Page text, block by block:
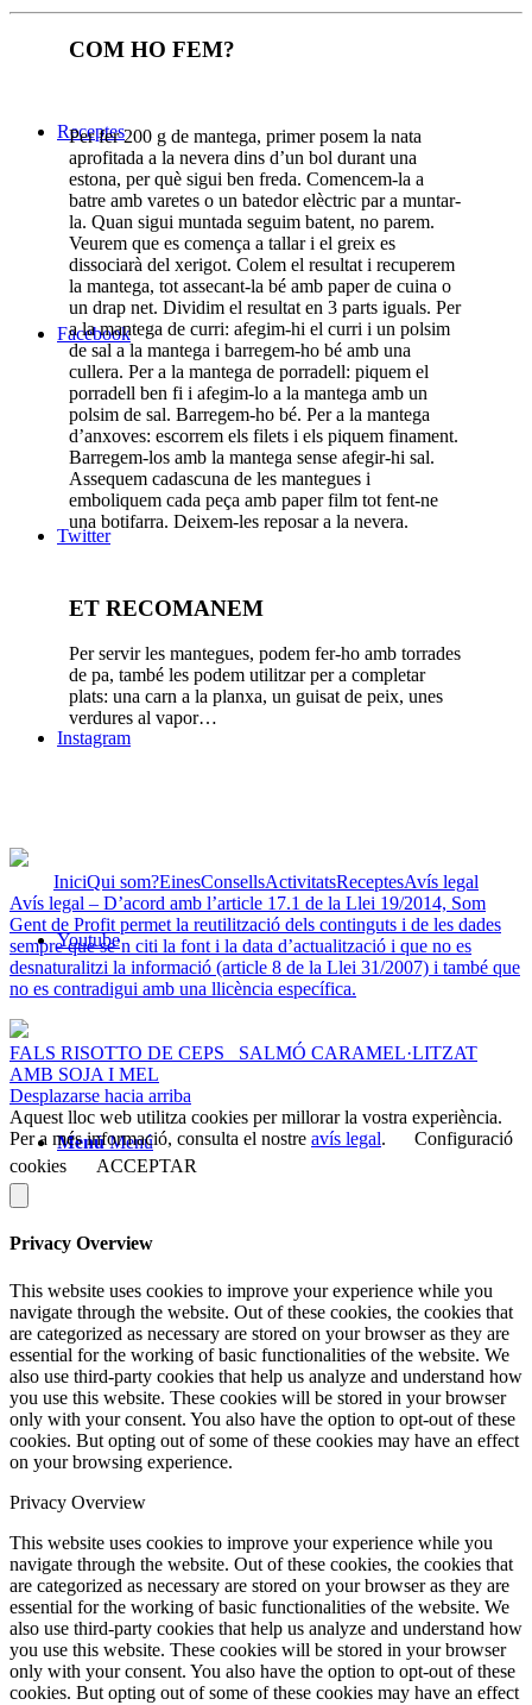
Receptes
Facebook
Twitter
Instagram
Youtube
Menú Menú
COM HO FEM?
Per fer 200 g de mantega, primer posem la nata
aprofitada a la nevera dins d’un bol durant una
estona, per què sigui ben freda. Comencem-la a
batre amb varetes o un batedor elèctric par a muntar-
la. Quan sigui muntada seguim batent, no parem.
Veurem que es comença a tallar i el greix es
dissociarà del xerigot. Colem el resultat i recuperem
la mantega, tot assecant-la bé amb paper de cuina o
un drap net. Dividim el resultat en 3 parts iguals. Per
a la mantega de curri: afegim-hi el curri i un polsim
de sal a la mantega i barregem-ho bé amb una
cullera. Per a la mantega de porradell: piquem el
porradell ben fi i afegim-lo a la mantega amb un
polsim de sal. Barregem-ho bé. Per a la mantega
d’anxoves: escorrem els filets i els piquem finament.
Barregem-los amb la mantega sense afegir-hi sal.
Assequem cadascuna de les mantegues i
emboliquem cada peça amb paper film tot fent-ne
una botifarra. Deixem-les reposar a la nevera.
ET RECOMANEM
Per servir les mantegues, podem fer-ho amb torrades
de pa, també les podem utilitzar per a completar
plats: una carn a la planxa, un guisat de peix, unes
verdures al vapor…
IniciQui som?EinesConsellsActivitatsReceptesAvís legal
Avís legal – D’acord amb l’article 17.1 de la Llei 19/2014, Som
Gent de Profit permet la reutilització dels continguts i de les dades
sempre que se’n citi la font i la data d’actualització i que no es
desnaturalitzi la informació (article 8 de la Llei 31/2007) i també que
no es contradigui amb una llicència específica.
FALS RISOTTO DE CEPS
SALMÓ CARAMEL·LITZAT
AMB SOJA I MEL
Desplazarse hacia arriba
Aquest lloc web utilitza cookies per millorar la vostra experiència.
Per a més informació, consulta el nostre avís legal.
Configuració
cookies
ACCEPTAR
Privacy Overview
This website uses cookies to improve your experience while you
navigate through the website. Out of these cookies, the cookies that
are categorized as necessary are stored on your browser as they are
essential for the working of basic functionalities of the website. We
also use third-party cookies that help us analyze and understand how
you use this website. These cookies will be stored in your browser
only with your consent. You also have the option to opt-out of these
cookies. But opting out of some of these cookies may have an effect
on your browsing experience.
Privacy Overview
This website uses cookies to improve your experience while you
navigate through the website. Out of these cookies, the cookies that
are categorized as necessary are stored on your browser as they are
essential for the working of basic functionalities of the website. We
also use third-party cookies that help us analyze and understand how
you use this website. These cookies will be stored in your browser
only with your consent. You also have the option to opt-out of these
cookies. But opting out of some of these cookies may have an effect